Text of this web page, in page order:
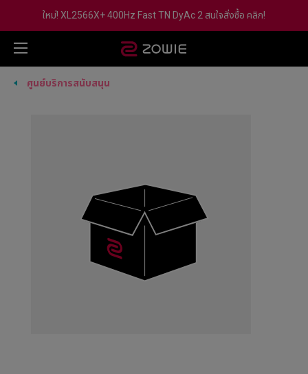
ใหม่! XL2566X+ 400Hz Fast TN DyAc 2 สนใจสั่งซื้อ คลิก!
ศูนย์บริการสนับสนุน